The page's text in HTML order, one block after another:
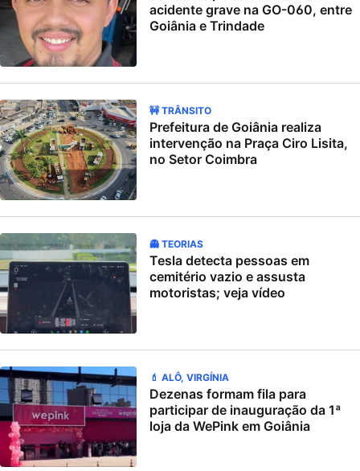
acidente grave na GO-060, entre
Goiânia e Trindade
🚧 TRÂNSITO
Prefeitura de Goiânia realiza
intervenção na Praça Ciro Lisita,
no Setor Coimbra
👻 TEORIAS
Tesla detecta pessoas em
cemitério vazio e assusta
motoristas; veja vídeo
💄 ALÔ, VIRGÍNIA
Dezenas formam fila para
participar de inauguração da 1ª
loja da WePink em Goiânia